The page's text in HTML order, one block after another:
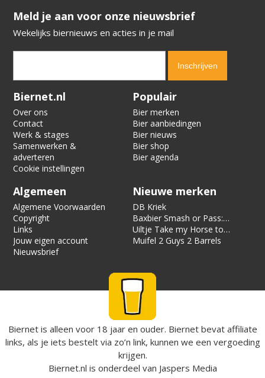
​​​​​​​Meld je aan voor onze nieuwsbrief
Wekelijks biernieuws en acties in je mail
Verification code:
Biernet.nl
Over ons
Contact
Werk & stages
Samenwerken &
adverteren
Cookie instellingen
Populair
Bier merken
Bier aanbiedingen
Bier nieuws
Bier shop
Bier agenda
Algemeen
Algemene Voorwaarden
Copyright
Links
Jouw eigen account
Nieuwsbrief
Nieuwe merken
DB Kriek
Baxbier Smash or Pass:
Strata
Uiltje Take my Horse to
the Hotel Room
Muifel 2 Guys 2 Barrels
Biernet is alleen voor 18 jaar en ouder. Biernet bevat affiliate
links, als je iets bestelt via zo’n link, kunnen we een vergoeding
krijgen.
Biernet.nl is onderdeel van Jaspers Media